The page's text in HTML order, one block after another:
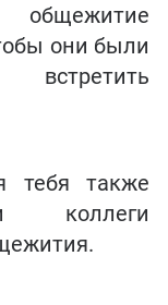
они были
тебя также
коллеги